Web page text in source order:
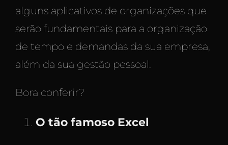
alguns aplicativos de organizações que
serão fundamentais para a organização
de tempo e demandas da sua empresa,
além da sua gestão pessoal.
Bora conferir?
O tão famoso Excel